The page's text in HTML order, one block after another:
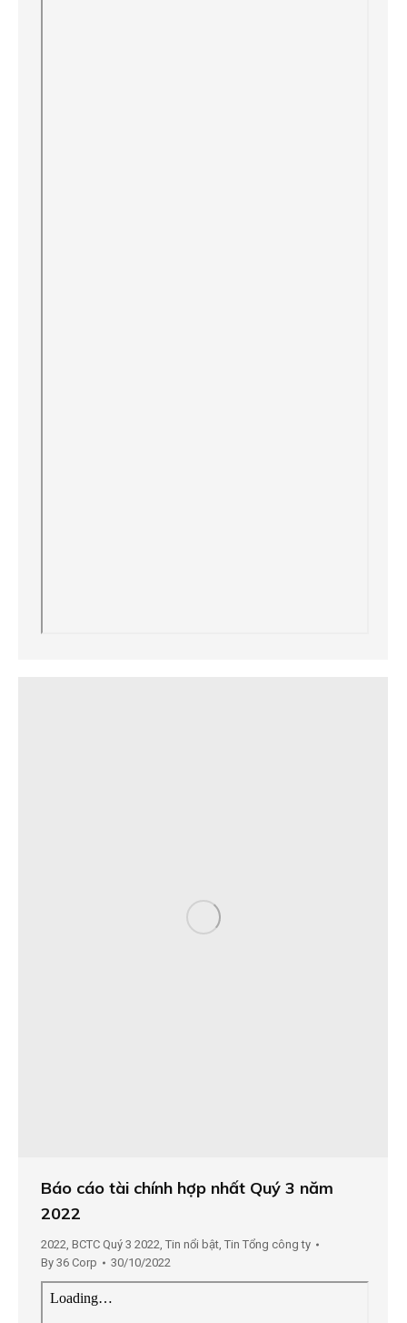
Báo cáo tài chính hợp nhất Quý 3 năm
2022
2022 BCTC Quý 3 2022 Tin nổi bật Tin Tổng công ty
By 36 Corp 30/10/2022